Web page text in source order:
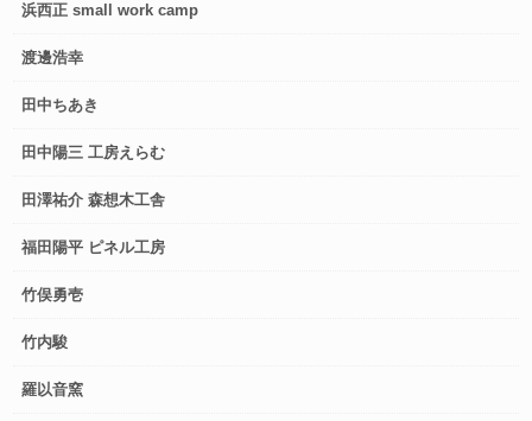
浜西正 small work camp
渡邊浩幸
田中ちあき
田中陽三 工房えらむ
田澤祐介 森想木工舎
福田陽平 ピネル工房
竹俣勇壱
竹内駿
羅以音窯